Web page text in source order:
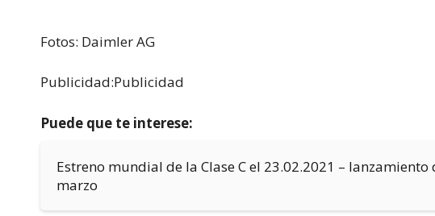
Fotos: Daimler AG
Publicidad:Publicidad
Puede que te interese:
Estreno mundial de la Clase C el 23.02.2021 – lanzamiento
marzo